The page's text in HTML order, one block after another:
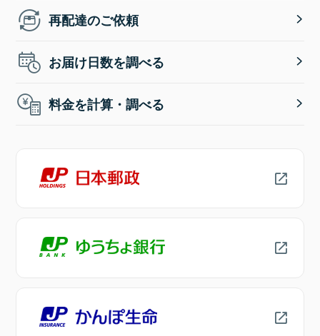
再配達のご依頼
お届け日数を調べる
料金を計算・調べる